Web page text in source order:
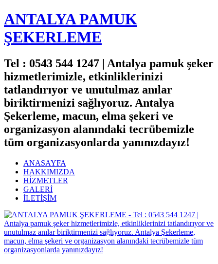
ANTALYA PAMUK
ŞEKERLEME
Tel : 0543 544 1247 | Antalya pamuk şeker
hizmetlerimizle, etkinliklerinizi
tatlandırıyor ve unutulmaz anılar
biriktirmenizi sağlıyoruz. Antalya
Şekerleme, macun, elma şekeri ve
organizasyon alanındaki tecrübemizle
tüm organizasyonlarda yanınızdayız!
ANASAYFA
HAKKIMIZDA
HİZMETLER
GALERİ
İLETİŞİM